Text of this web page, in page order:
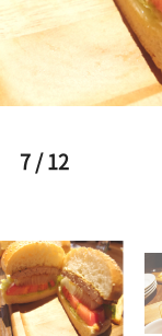
7 / 12